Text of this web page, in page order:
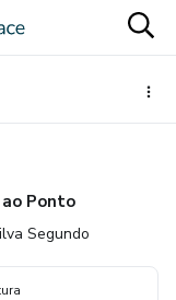
Ponto
Segundo